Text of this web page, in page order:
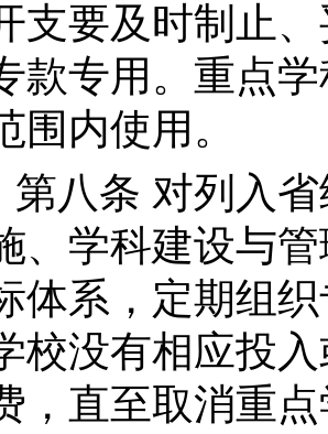
支要及时制止
款专用。重点
围内使用。
条 对列入省
、学科建设与
体系，定期组
校没有相应投
，直至取消重